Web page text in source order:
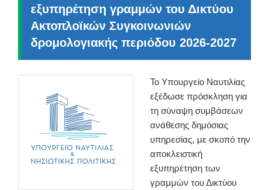
εξυπηρέτηση γραμμών του Δικτύου
Ακτοπλοϊκών Συγκοινωνιών
δρομολογιακής περιόδου 2026-2027
Το Υπουργείο Ναυτιλίας
εξέδωσε πρόσκληση για
τη σύναψη συμβάσεων
ανάθεσης δημόσιας
υπηρεσίας, με σκοπό την
αποκλειστική
εξυπηρέτηση των
γραμμών του Δικτύου